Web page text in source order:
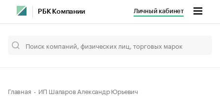
РБК Компании Личный кабинет
Главная ИП Шаларов Александр Юрьевич